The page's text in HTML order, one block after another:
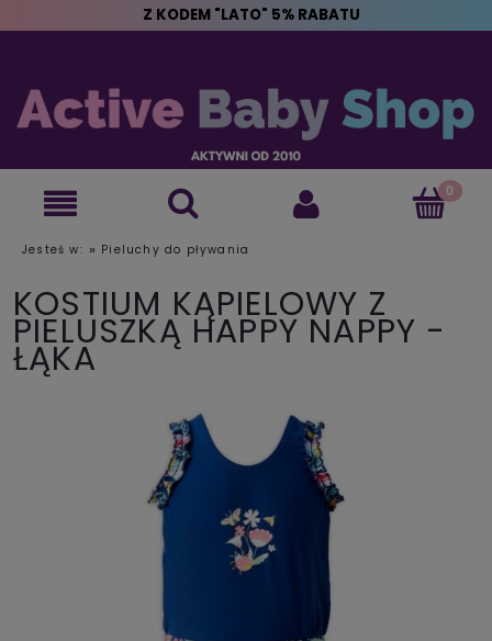
Z KODEM "LATO" 5% RABATU
Jesteś w: » Pieluchy do pływania
KOSTIUM KĄPIELOWY Z
PIELUSZKĄ HAPPY NAPPY -
ŁĄKA